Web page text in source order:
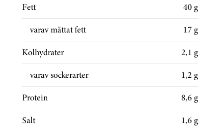
Fett
40 g
varav mättat fett
17 g
Kolhydrater
2,1 g
varav sockerarter
1,2 g
Protein
8,6 g
Salt
1,6 g